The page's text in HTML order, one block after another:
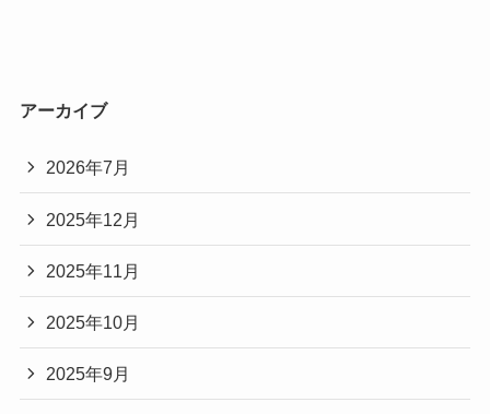
アーカイブ
2026年7月
2025年12月
2025年11月
2025年10月
2025年9月